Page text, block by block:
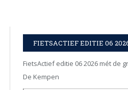
FIETSACTIEF EDITIE 06
FietsActief editie 06 2026 mét de
De Kempen